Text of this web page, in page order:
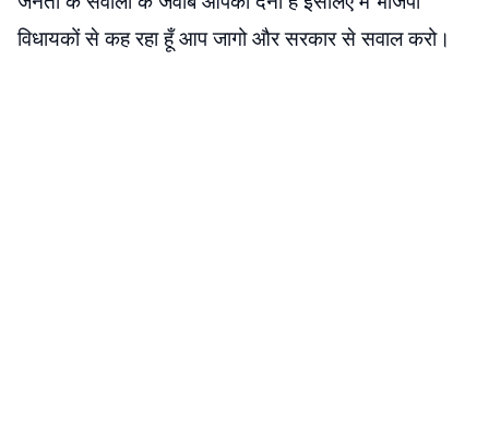
विधायकों से कह रहा हूँ आप जागो और सरकार से सवाल करो।